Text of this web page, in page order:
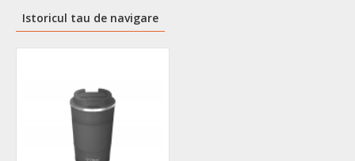
Istoricul tau de navigare